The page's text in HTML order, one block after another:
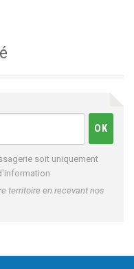
soit uniquement
territoire en recevant nos